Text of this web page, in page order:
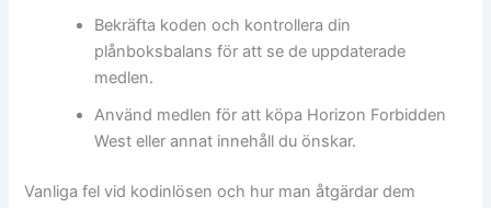
Bekräfta koden och kontrollera din
plånboksbalans för att se de uppdaterade
medlen.
Använd medlen för att köpa Horizon Forbidden
West eller annat innehåll du önskar.
Vanliga fel vid kodinlösen och hur man åtgärdar dem